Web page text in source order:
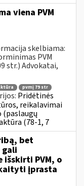
viena PVM
skelbiama:
PVM
str.) Advokatai,
pvmį 79 str
Pridėtinės
reikalavimai
(paslaugų
(78-1, 7
bet
gali
PVM, o
įprasta